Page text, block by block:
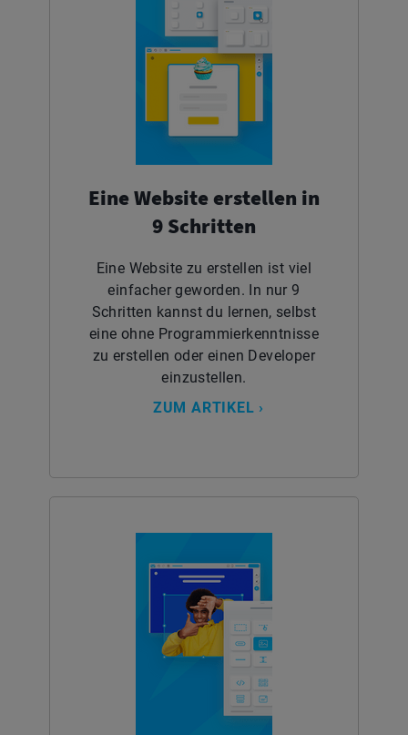
Eine Website erstellen in
9 Schritten
Eine Website zu erstellen ist viel
einfacher geworden. In nur 9
Schritten kannst du lernen, selbst
eine ohne Programmierkenntnisse
zu erstellen oder einen Developer
einzustellen.
ZUM ARTIKEL ›